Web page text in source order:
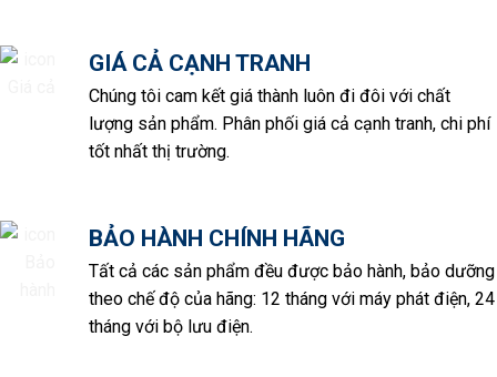
GIÁ CẢ CẠNH TRANH
Chúng tôi cam kết giá thành luôn đi đôi với chất
lượng sản phẩm. Phân phối giá cả cạnh tranh, chi phí
tốt nhất thị trường.
BẢO HÀNH CHÍNH HÃNG
Tất cả các sản phẩm đều được bảo hành, bảo dưỡng
theo chế độ của hãng: 12 tháng với máy phát điện, 24
tháng với bộ lưu điện.